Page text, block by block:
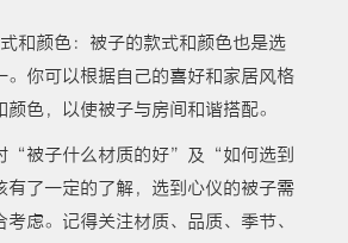
和颜色：被子的款式和颜色也是选
。你可以根据自己的喜好和家居风格
色，以使被子与房间和谐搭配。
“被子什么材质的好”及“如何选到
了一定的了解，选到心仪的被子需
虑。记得关注材质、品质、季节、